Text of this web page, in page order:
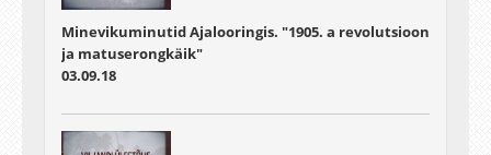
Minevikuminutid Ajalooringis. "1905. a revolutsioon
ja matuserongkäik"
03.09.18